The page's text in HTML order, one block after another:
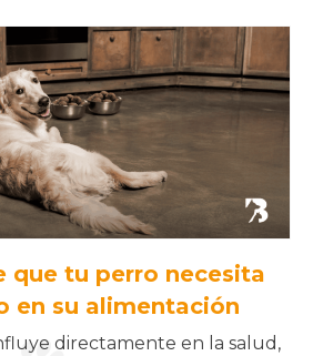
que tu perro necesita
en su alimentación
directamente en la salud,